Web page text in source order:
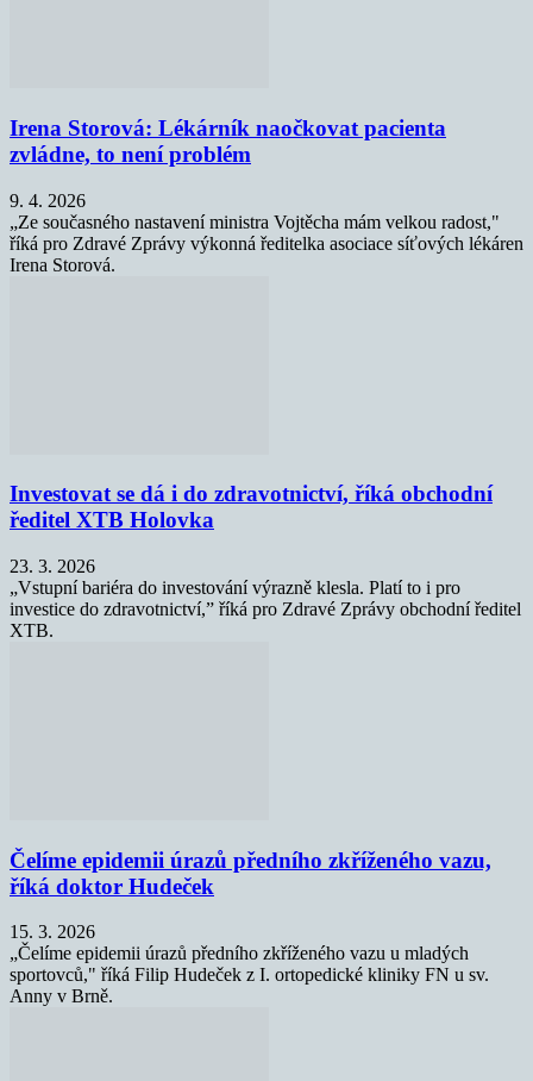
Irena Storová: Lékárník naočkovat pacienta
zvládne, to není problém
9. 4. 2026
„Ze současného nastavení ministra Vojtěcha mám velkou radost,"
říká pro Zdravé Zprávy výkonná ředitelka asociace síťových lékáren
Irena Storová.
Investovat se dá i do zdravotnictví, říká obchodní
ředitel XTB Holovka
23. 3. 2026
„Vstupní bariéra do investování výrazně klesla. Platí to i pro
investice do zdravotnictví,” říká pro Zdravé Zprávy obchodní ředitel
XTB.
Čelíme epidemii úrazů předního zkříženého vazu,
říká doktor Hudeček
15. 3. 2026
„Čelíme epidemii úrazů předního zkříženého vazu u mladých
sportovců," říká Filip Hudeček z I. ortopedické kliniky FN u sv.
Anny v Brně.